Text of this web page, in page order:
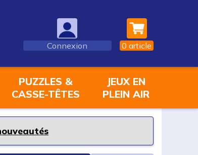
Connexion 0 article
PUZZLES &
CASSE-TÊTES
JEUX EN
PLEIN AIR